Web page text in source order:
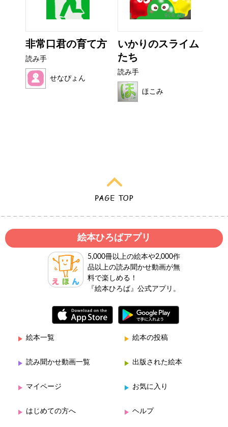
非常口君の育て方
読み手
せなぴょん
いかりのスライム
たち
読み手
ほこみ
絵本ひろばアプリ
5,000冊以上の絵本や2,000作
品以上の読み聞かせ動画が無
料で楽しめる！
『絵本ひろば』公式アプリ。
絵本一覧 絵本の投稿
読み聞かせ動画一覧 出版された絵本
マイページ お気に入り
はじめての方へ ヘルプ